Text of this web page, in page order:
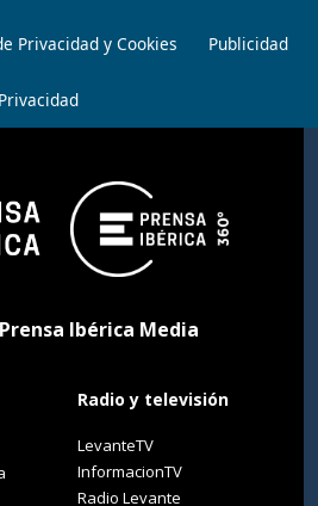
Privacidad y Cookies Publicidad
Ibérica Media
Radio y televisión
LevanteTV
InformacionTV
Radio Levante